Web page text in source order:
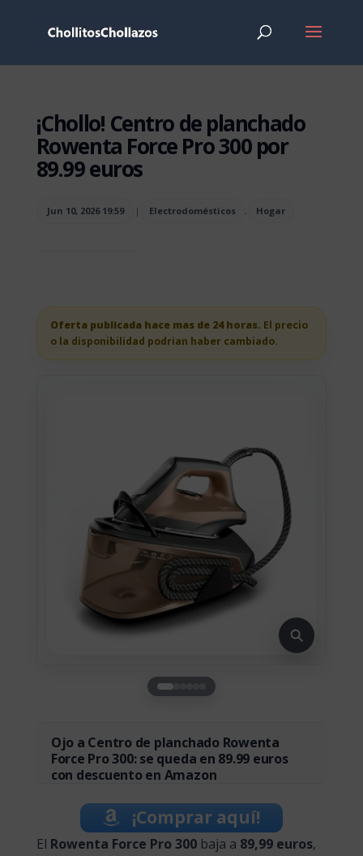
¡Chollo! Centro de planchado
Rowenta Force Pro 300 por
89.99 euros
Jun 10, 2026 19:59 | Electrodomésticos , Hogar
Oferta publicada hace mas de 24 horas. El precio
o la disponibilidad podrian haber cambiado.
Ojo a Centro de planchado Rowenta
Force Pro 300: se queda en 89.99 euros
con descuento en Amazon
¡Comprar aquí!
El Rowenta Force Pro 300baja a 89,99 euros,